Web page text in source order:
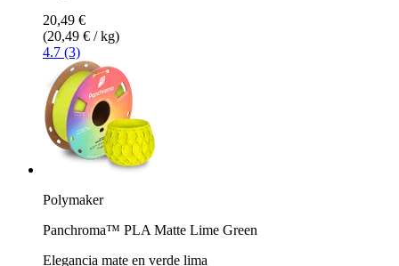
20,49 €
(20,49 € / kg)
4.7 (3)
Polymaker
Panchroma™ PLA Matte Lime Green
Elegancia mate en verde lima